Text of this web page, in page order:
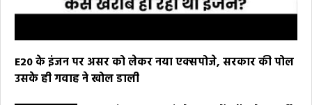
E20 के इंजन पर असर को लेकर नया एक्सपोजे, सरकार की पोल
उसके ही गवाह ने खोल डाली